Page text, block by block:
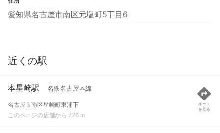
愛知県名古屋市南区元塩町5丁目6
近くの駅
本星崎駅 名鉄名古屋本線
名古屋市南区星崎町東浦下
このページの店舗から 776 m
ルート
を見る